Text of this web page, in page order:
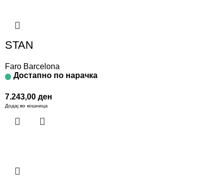
STAN
Faro Barcelona
Достапно по нарачка
7.243,00 ден
Додај во кошница